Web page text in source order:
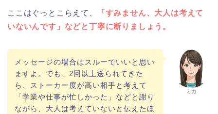
ここはぐっとこらえて、
「すみません、大人は考えて
いないんです」などと丁寧に断りましょう。
ミカ
メッセージの場合はスルーでいいと思い
ますよ。でも、2回以上送られてきた
ら、ストーカー度が高い相手と考えて
「学業や仕事が忙しかった」などと謝り
ながら、大人は考えていないと伝えたほ